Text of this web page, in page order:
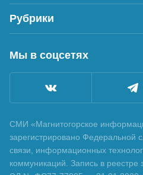
Рубрики
Мы в соцсетях
СМИ «Магнитогорское
зарегистрировано Федеральной
связи, информационных
коммуникаций. Запись в